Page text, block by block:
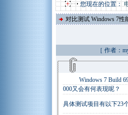
您现在的位置：
对比测试 Windows 7性
［ 作者：
Windows 7 Build
000又会有何表现呢？
具体测试项目有以下23